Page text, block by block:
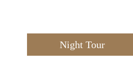
Night Tour